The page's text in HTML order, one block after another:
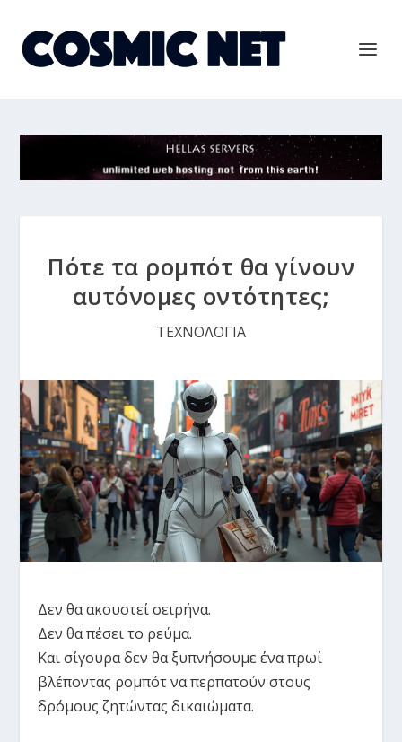
Πότε τα ρομπότ θα γίνουν
αυτόνομες οντότητες;
ΤΕΧΝΟΛΟΓΙΑ
Δεν θα ακουστεί σειρήνα.
Δεν θα πέσει το ρεύμα.
Και σίγουρα δεν θα ξυπνήσουμε ένα πρωί
βλέποντας ρομπότ να περπατούν στους
δρόμους ζητώντας δικαιώματα.